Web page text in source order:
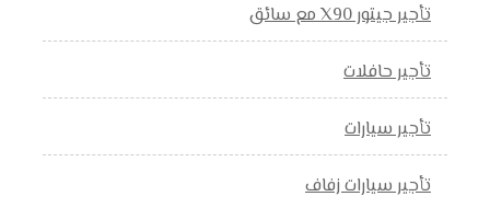
تأجير جيتور X90 مع سائق
تأجير حافلات
تأجير سيارات
تأجير سيارات زفاف